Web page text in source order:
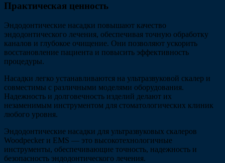
Практическая ценность
Эндодонтические насадки повышают качество
эндодонтического лечения, обеспечивая точную обработку
каналов и глубокое очищение. Они позволяют ускорить
восстановление пациента и повысить эффективность
процедуры.
Насадки легко устанавливаются на ультразвуковой скалер и
совместимы с различными моделями оборудования.
Надежность и долговечность изделий делают их
незаменимым инструментом для стоматологических клиник
любого уровня.
Эндодонтические насадки для ультразвуковых скалеров
Woodpecker и EMS — это высокотехнологичные
инструменты, обеспечивающие точность, надежность и
безопасность эндодонтического лечения.